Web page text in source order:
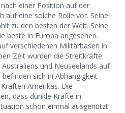
einer Position auf der
auf eine solche Rolle vor. Seine
zu den besten der Welt. Seine
beste in Europa angesehen.
verschiedenen Militärbasen in
Zeit wurden die Streitkräfte
und Neuseelands auf
sich in Abhängigkeit
Amerikas. Die
dass dunkle Kräfte in
schon einmal ausgenutzt